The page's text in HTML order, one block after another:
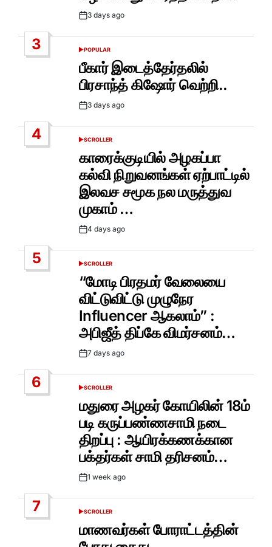
Post3 days ago
3
POSTED
POPULAR
பீகார் இடைத்தேர்தலில்
பிரசாந்த் கிஷோர் வெற்றி..
Post3 days ago
4
POSTED
SCROLLER
காரைக்குடியில் அழகப்பா
கல்வி நிறுவனங்கள் ஏற்பாட்டில்
இலவச சமூக நல மருத்துவ
முகாம் …
Post4 days ago
5
POSTED
SCROLLER
“மோடி பிரதமர் வேலையை
விட்டுவிட்டு முழுநேர
Influencer ஆகலாம்” :
அபிஜீத் திப்கே விமர்சனம்…
Post7 days ago
6
POSTED
SCROLLER
மதுரை அழகர் கோயிலின் 18ம்
படி கருப்பண்ணசாமி நடை
திறப்பு : ஆயிரக்கணக்கான
பக்தர்கள் சாமி தரிசனம்…
Post1 week ago
7
POSTED
SCROLLER
மாணவர்கள் போராட்டத்தின்